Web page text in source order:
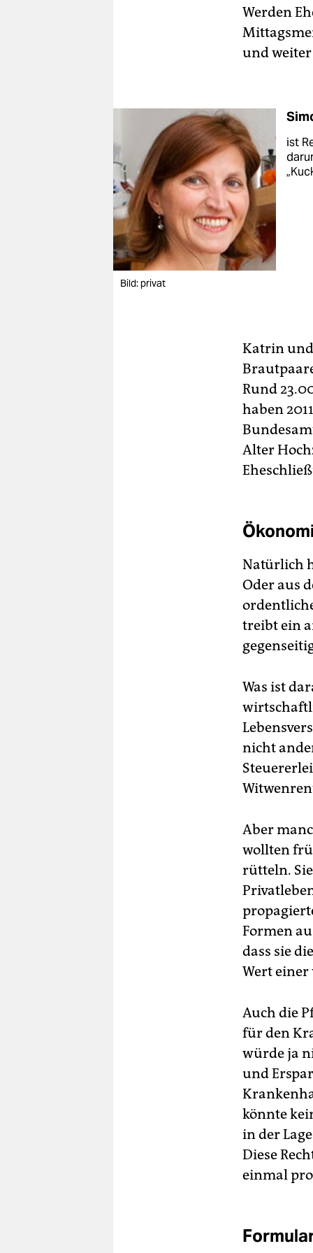
Werden
und
Bild: privat
ist
Katrin
Rund
haben
Alter
Natürlich
Oder aus
treibt ein
Was ist
nicht
Aber
wollten
rütteln.
Formen
dass sie
Wert
Auch die
für den
würde ja
und
könnte
in der
Diese
einmal